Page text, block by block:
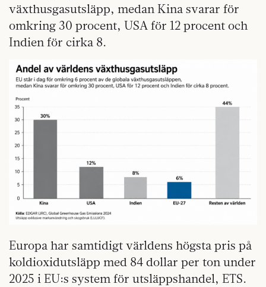
växthusgasutsläpp, medan Kina svarar för
omkring 30 procent, USA för 12 procent och
Indien för cirka 8.
Europa har samtidigt världens högsta pris på
koldioxidutsläpp med 84 dollar per ton under
2025 i EU:s system för utsläppshandel, ETS.